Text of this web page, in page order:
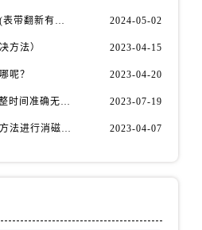
万国手表表带翻新的作用(表带翻新有什么用) 2024-05-02
方法） 2023-04-15
呢？ 2023-04-20
万国手表快1分钟(如何调整时间准确无误) 2023-07-19
万国手表怎么进行有效的方法进行消磁呢(机械手表消磁) 2023-04-07